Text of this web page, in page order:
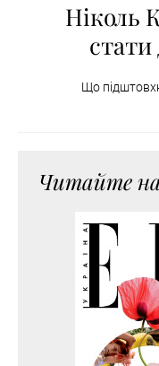
Ніколь
стати
Що
Читайте